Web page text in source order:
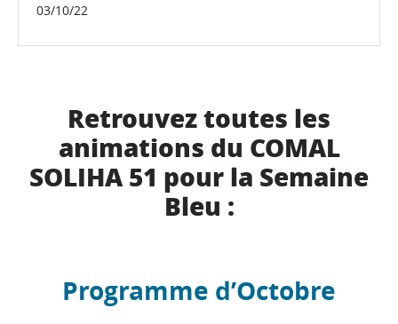
03/10/22
Retrouvez toutes les
animations du COMAL
SOLIHA 51 pour la Semaine
Bleu :
Programme d’Octobre